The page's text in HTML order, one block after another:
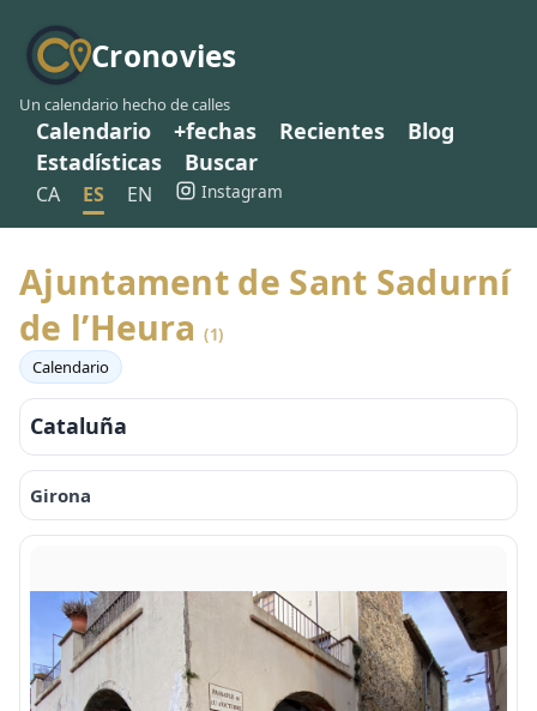
Cronovies
Un calendario hecho de calles
Calendario +fechas Recientes
Blog
Estadísticas
Buscar
CA ES EN Instagram
Ajuntament de Sant Sadurní
de l’Heura(1)
Calendario
Cataluña
Girona